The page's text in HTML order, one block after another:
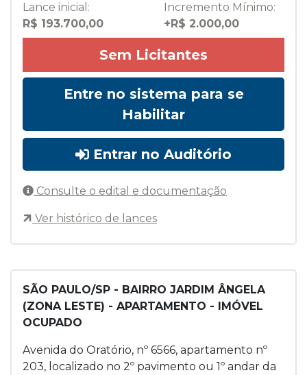
SÃO PAULO/SP - BAIRRO JARDIM ÂNGELA
(ZONA LESTE) - APARTAMENTO - IMÓVEL
OCUPADO
Avenida do Oratório, nº 6566, apartamento nº
203, localizado no 2º pavimento ou 1º andar da
Lance inicial:
R$ 193.700,00
Incremento Mínimo:
+R$ 2.000,00
Sem Licitantes
Entre no sistema para se
Habilitar
Entrar no Auditório
Consulte o edital e documentação
Ver histórico de lances